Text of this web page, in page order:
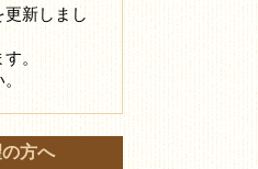
新しまし
す。
。
方へ